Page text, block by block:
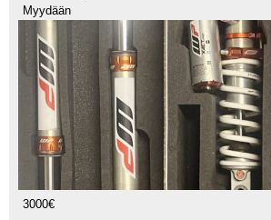
Myydään
3000€